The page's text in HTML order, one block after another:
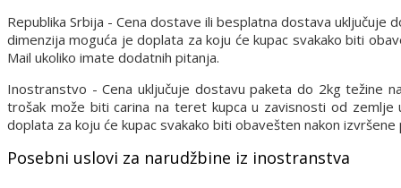
Republika Srbija - Cena dostave ili besplatna dostava
dimenzija moguća je doplata za koju će kupac svakako biti
Mail ukoliko imate dodatnih pitanja.
Inostranstvo - Cena uključuje dostavu paketa do 2kg težine
trošak može biti carina na teret kupca u zavisnosti od
doplata za koju će kupac svakako biti obavešten nakon
Posebni uslovi za narudžbine iz inostranstva